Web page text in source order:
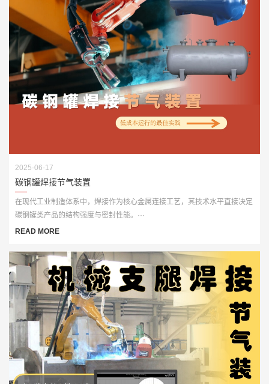
2025-06-17
碳钢罐焊接节气装置
在现代工业制造体系中，焊接作为核心金属连接工艺，其技术水平直接决定
碳钢罐类产品的结构强度与密封性能。···
READ MORE